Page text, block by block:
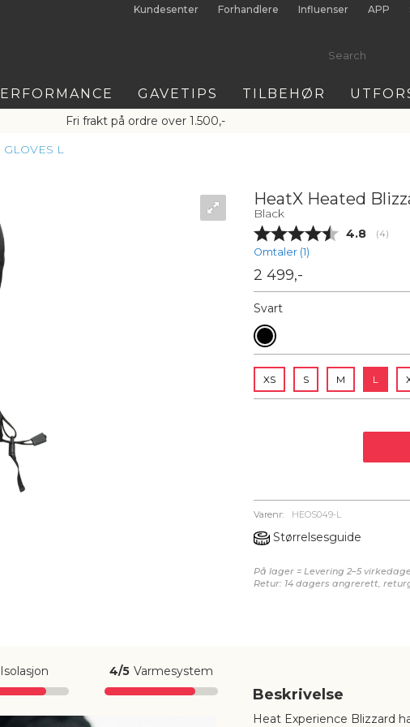
Kundesenter Forhandlere Influenser APP
GAVETIPS TILBEHØR
Fri frakt på ordre over 1.500,-
GLOVES L
HeatX Heated
Black
4.8 (4)
Omtaler (1)
Varenr: HEOS049-L
2 499,-
Svart
XS S M L
Størrelsesguide
På lager = Levering 2–5
Retur: 14 dagers angrerett,
Isolasjon 4/5 Varmesystem
Beskrivelse
Heat Experience Blizzard